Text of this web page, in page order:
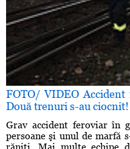
FOTO/ VIDEO
Două trenuri s-au
Grav accident feroviar în
persoane şi unul de marfă